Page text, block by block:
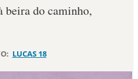
beira do caminho,
LUCAS 18